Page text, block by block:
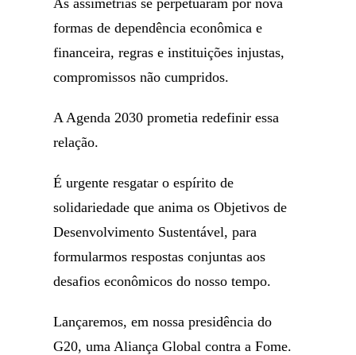
As assimetrias se perpetuaram por nova
formas de dependência econômica e
financeira, regras e instituições injustas,
compromissos não cumpridos.
A Agenda 2030 prometia redefinir essa
relação.
É urgente resgatar o espírito de
solidariedade que anima os Objetivos de
Desenvolvimento Sustentável, para
formularmos respostas conjuntas aos
desafios econômicos do nosso tempo.
Lançaremos, em nossa presidência do
G20, uma Aliança Global contra a Fome.